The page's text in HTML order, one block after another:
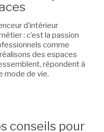
d’intérieur
: c’est la passion
comme
des espaces
répondent à
mode de vie.
conseils pour